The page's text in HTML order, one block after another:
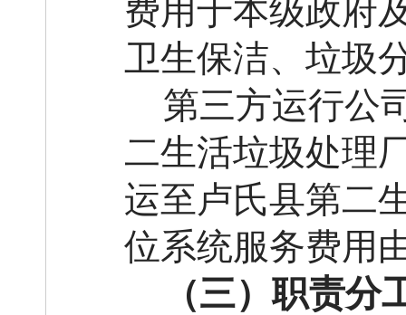
费用于本级政府
卫生保洁、垃圾
第三方运行公
二生活垃圾处理
运至卢氏县第二
位系统服务费用
（三）职责分